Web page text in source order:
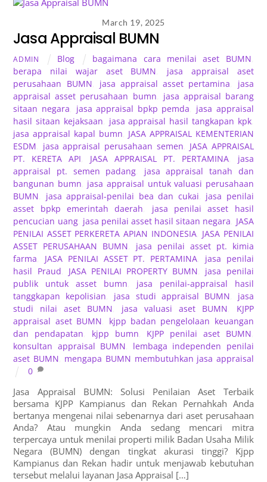
March 19, 2025
Jasa Appraisal BUMN
ADMIN Blog bagaimana cara menilai aset BUMN
berapa nilai wajar aset BUMN
jasa appraisal aset
perusahaan BUMN
jasa appraisal asset pertamina
jasa
appraisal asset perusahaan bumn
jasa appraisal barang
sitaan negara
jasa appraisal bpkp pemda
jasa appraisal
hasil sitaan kejaksaan
jasa appraisal hasil tangkapan kpk,
jasa appraisal kapal bumn
JASA APPRAISAL KEMENTERIAN
ESDM
jasa appraisal perusahaan semen
JASA APPRAISAL
PT. KERETA API
JASA APPRAISAL PT. PERTAMINA, jasa
appraisal pt. semen padang
jasa appraisal tanah dan
bangunan bumn
jasa appraisal untuk valuasi perusahaan
BUMN
jasa appraisal-penilai bea dan cukai
jasa penilai
asset bpkp emerintah daerah
jasa penilai asset hasil
pencucian uang, jasa penilai asset hasil sitaan negara
JASA
PENILAI ASSET PERKERETA APIAN INDONESIA, JASA PENILAI
ASSET PERUSAHAAN BUMN
jasa penilai asset pt. kimia
farma
JASA PENILAI ASSET PT. PERTAMINA
jasa penilai
hasil Praud
JASA PENILAI PROPERTY BUMN
jasa penilai
publik untuk asset bumn
jasa penilai-appraisal hasil
tanggkapan kepolisian
jasa studi appraisal BUMN
jasa
studi nilai aset BUMN
jasa valuasi aset BUMN
KJPP
appraisal aset BUMN
kjpp badan pengelolaan keuangan
dan pendapatan
kjpp bumn KJPP penilai aset BUMN
konsultan appraisal BUMN
lembaga independen penilai
aset BUMN
mengapa BUMN membutuhkan jasa appraisal
0
Jasa Appraisal BUMN: Solusi Penilaian Aset Terbaik
bersama KJPP Kampianus dan Rekan Pernahkah Anda
bertanya mengenai nilai sebenarnya dari aset perusahaan
Anda? Atau mungkin Anda sedang mencari mitra
terpercaya untuk menilai properti milik Badan Usaha Milik
Negara (BUMN) dengan tingkat akurasi tinggi? Kjpp
Kampianus dan Rekan hadir untuk menjawab kebutuhan
tersebut melalui layanan Jasa Appraisal […]